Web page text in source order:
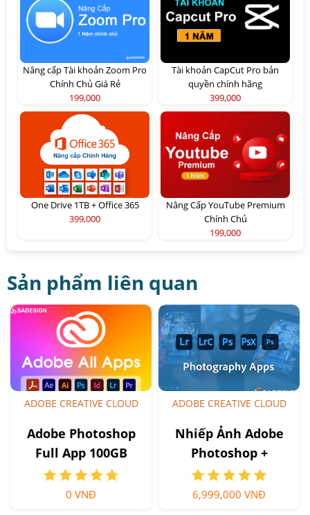
Nâng cấp Tài khoản Zoom Pro
Chính Chủ Giá Rẻ
199,000
Tài khoản CapCut Pro bản
quyền chính hãng
399,000
One Drive 1TB + Office 365
399,000
Nâng Cấp YouTube Premium
Chính Chủ
199,000
Sản phẩm liên quan
ADOBE CREATIVE CLOUD
Adobe Photoshop
Full App 100GB
Cloud và Substance
3D Collections
0 VNĐ
ADOBE CREATIVE CLOUD
Nhiếp Ảnh Adobe
Photoshop +
Lightroom
6,999,000 VNĐ